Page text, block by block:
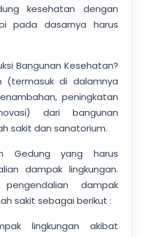
kesehatan dengan
pada dasarnya harus
Bangunan Kesehatan?
(termasuk di dalamnya
peningkatan
dari bangunan
sakit dan sanatorium.
Gedung yang harus
dampak lingkungan.
dampak
sakit sebagai berikut :
lingkungan akibat